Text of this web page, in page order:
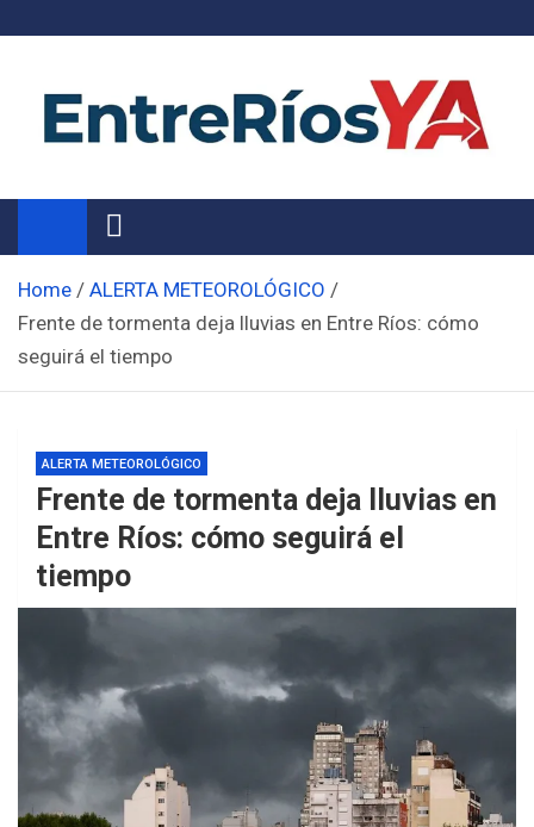
Noticias de Entre Ríos
Información de toda la provincia ahora
Home
ALERTA METEOROLÓGICO
Frente de tormenta deja lluvias en Entre Ríos: cómo
seguirá el tiempo
ALERTA METEOROLÓGICO
Frente de tormenta deja lluvias en
Entre Ríos: cómo seguirá el
tiempo